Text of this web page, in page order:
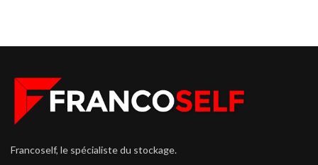
Francoself, le spécialiste du stockage.